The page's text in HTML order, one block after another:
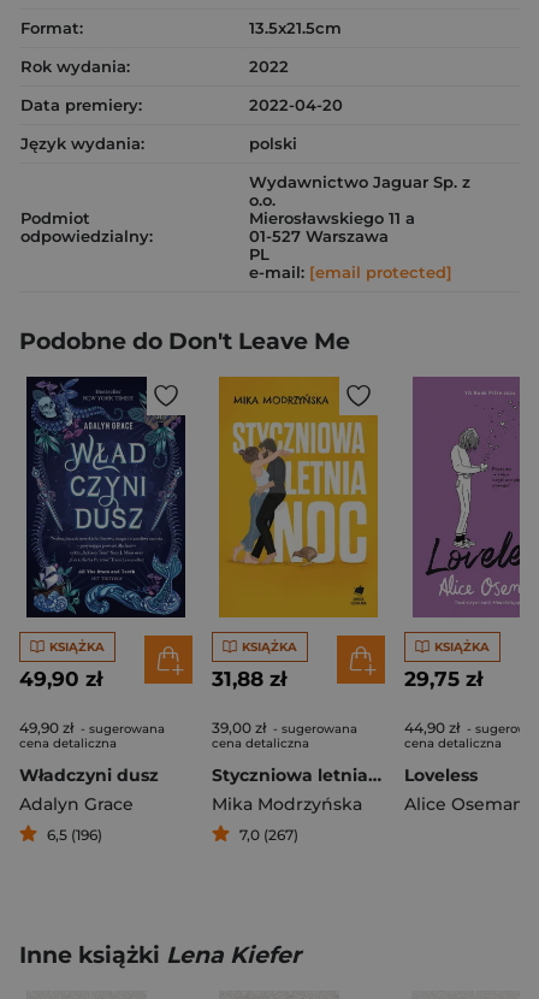
Format:
13.5x21.5cm
Rok wydania:
2022
Data premiery:
2022-04-20
Język wydania:
polski
Podmiot
odpowiedzialny:
Wydawnictwo Jaguar Sp. z
o.o.
Mierosławskiego 11 a
01-527 Warszawa
PL
e-mail: [email protected]
Podobne do Don't Leave Me
KSIĄŻKA
49,90 zł
49,90 zł - sugerowana
cena detaliczna
Władczyni dusz
Adalyn Grace
6,5 (196)
KSIĄŻKA
31,88 zł
39,00 zł - sugerowana
cena detaliczna
Styczniowa letnia noc
Mika Modrzyńska
7,0 (267)
KSIĄŻKA
29,75 zł
44,90 zł -
cena detaliczna
Loveless
Alice Oseman
Inne książki Lena Kiefer